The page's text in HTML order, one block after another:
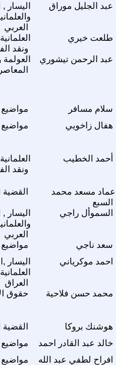
اليسار ,
العربي
عبد الجليل موراق
ونقد
طلعت خيري
المعاصر
عبد الرحمن تيشوري
سلام مسافر
هفال زاخويي
ونقد
أحمد الخطيب
القضية
عماد مسعد محمد
السبع
اليسار ,
العربي
السموأل راجي
سعد ناجي
اليسار
العراق
احمد موكرياني
حقوق محمد حسن فلاحية
القضية هوشنك بروكا
خالد عبد القادر احمد
افراح لطفي عبد الله